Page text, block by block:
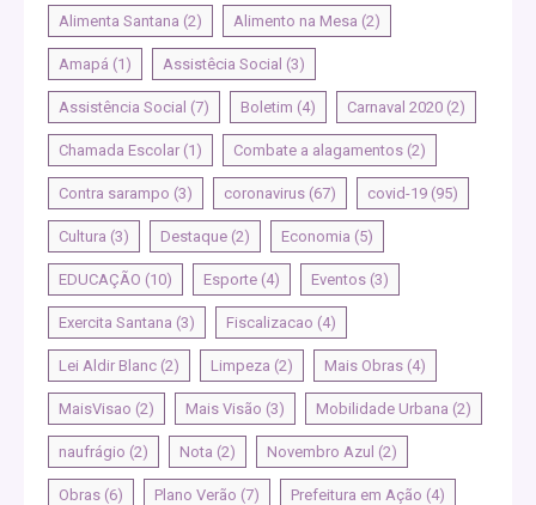
Alimenta Santana (2) Alimento na Mesa (2)
Amapá (1) Assistêcia Social (3)
Assistência Social (7) Boletim (4) Carnaval 2020 (2)
Chamada Escolar (1) Combate a alagamentos (2)
Contra sarampo (3) coronavirus (67) covid-19 (95)
Cultura (3) Destaque (2) Economia (5)
EDUCAÇÃO (10) Esporte (4) Eventos (3)
Exercita Santana (3) Fiscalizacao (4)
Lei Aldir Blanc (2) Limpeza (2) Mais Obras (4)
MaisVisao (2) Mais Visão (3) Mobilidade Urbana (2)
naufrágio (2) Nota (2) Novembro Azul (2)
Obras (6) Plano Verão (7) Prefeitura em Ação (4)